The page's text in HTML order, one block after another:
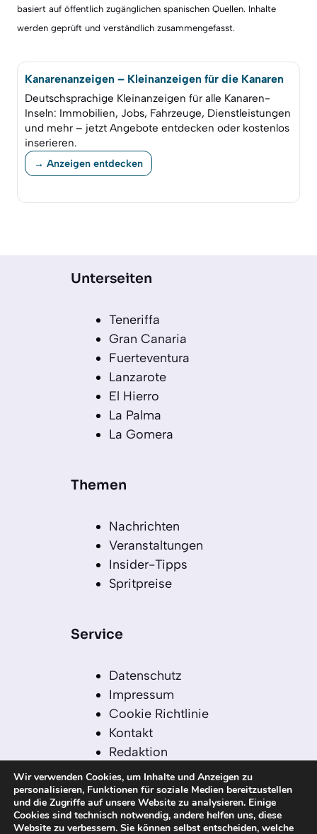
basiert auf öffentlich zugänglichen spanischen Quellen. Inhalte
werden geprüft und verständlich zusammengefasst.
Kanarenanzeigen – Kleinanzeigen für die Kanaren
Deutschsprachige Kleinanzeigen für alle Kanaren-
Inseln: Immobilien, Jobs, Fahrzeuge, Dienstleistungen
und mehr – jetzt Angebote entdecken oder kostenlos
inserieren.
→ Anzeigen entdecken
Unterseiten
Teneriffa
Gran Canaria
Fuerteventura
Lanzarote
El Hierro
La Palma
La Gomera
Themen
Nachrichten
Veranstaltungen
Insider-Tipps
Spritpreise
Service
Datenschutz
Impressum
Cookie Richtlinie
Kontakt
Redaktion
Redaktionelle Leitlinien
Sitemap
Einsatz von KI in der
Redaktion
Wir verwenden Cookies, um Inhalte und Anzeigen zu
personalisieren, Funktionen für soziale Medien bereitzustellen
und die Zugriffe auf unsere Website zu analysieren. Einige
Cookies sind technisch notwendig, andere helfen uns, diese
Website zu verbessern. Sie können selbst entscheiden, welche